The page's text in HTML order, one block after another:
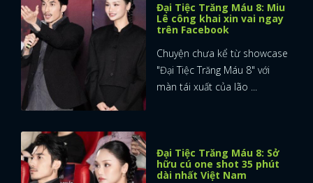
Đại Tiệc Trăng Máu 8: Miu
Lê công khai xin vai ngay
trên Facebook
Chuyện chưa kể từ showcase
"Đại Tiệc Trăng Máu 8" với
màn tái xuất của lão ...
Đại Tiệc Trăng Máu 8: Sở
hữu cú one shot 35 phút
dài nhất Việt Nam